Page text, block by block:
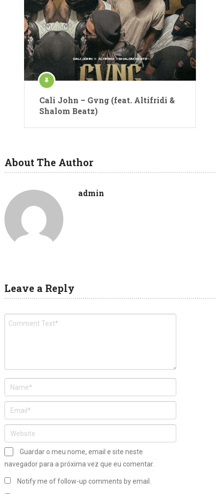
Cali John – Gvng (feat. Altifridi &
Shalom Beatz)
About The Author
admin
Leave a Reply
Guardar o meu nome, email e site neste
navegador para a próxima vez que eu comentar.
Notify me of follow-up comments by email.